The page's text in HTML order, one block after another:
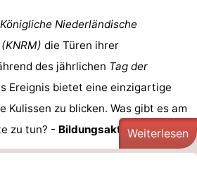
Königliche Niederländische
die Türen ihrer
des jährlichen Tag der
Ereignis bietet eine einzigartige
Kulissen zu blicken. Was gibt es am
zu tun? - Bildungsaktivitäten: ...
Weiterlesen